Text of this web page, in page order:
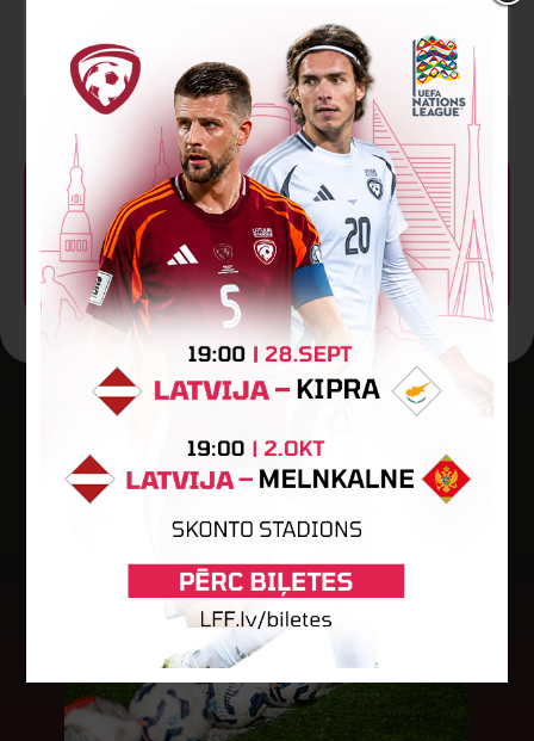
Kristaps Kuprišs
90+3’ VĀĀĀĀRTI! 5:1
Vārtus guvaJānis Jēkabsons
Jaunākās ziņas